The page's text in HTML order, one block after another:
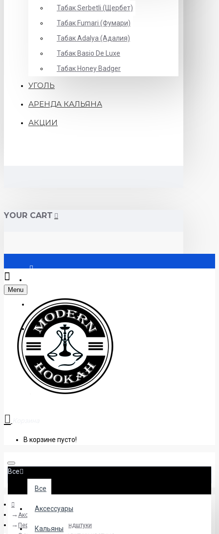
Табак Serbetli (Щербет)
Табак Fumari (Фумари)
Табак Adalya (Адалия)
Табак Basio De Luxe
Табак Honey Badger
УГОЛЬ
АРЕНДА КАЛЬЯНА
АКЦИИ
YOUR CART
Регистрация
+38 (095) 945 04 33
Menu
В корзине пусто!
Все
Все
Аксессуары
Кальяны
Аксессуары
Персональные мундштуки